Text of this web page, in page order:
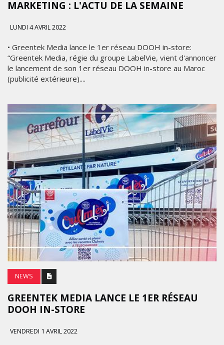
MARKETING : L'ACTU DE LA SEMAINE
LUNDI 4 AVRIL 2022
• Greentek Media lance le 1er réseau DOOH in-store:
“Greentek Media, régie du groupe LabelVie, vient d'annoncer
le lancement de son 1er réseau DOOH in-store au Maroc
(publicité extérieure)....
NEWS
GREENTEK MEDIA LANCE LE 1ER RÉSEAU
DOOH IN-STORE
VENDREDI 1 AVRIL 2022